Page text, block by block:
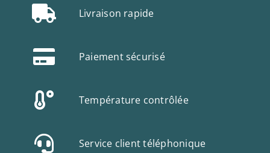
Livraison rapide
Paiement sécurisé
Température contrôlée
Service client téléphonique